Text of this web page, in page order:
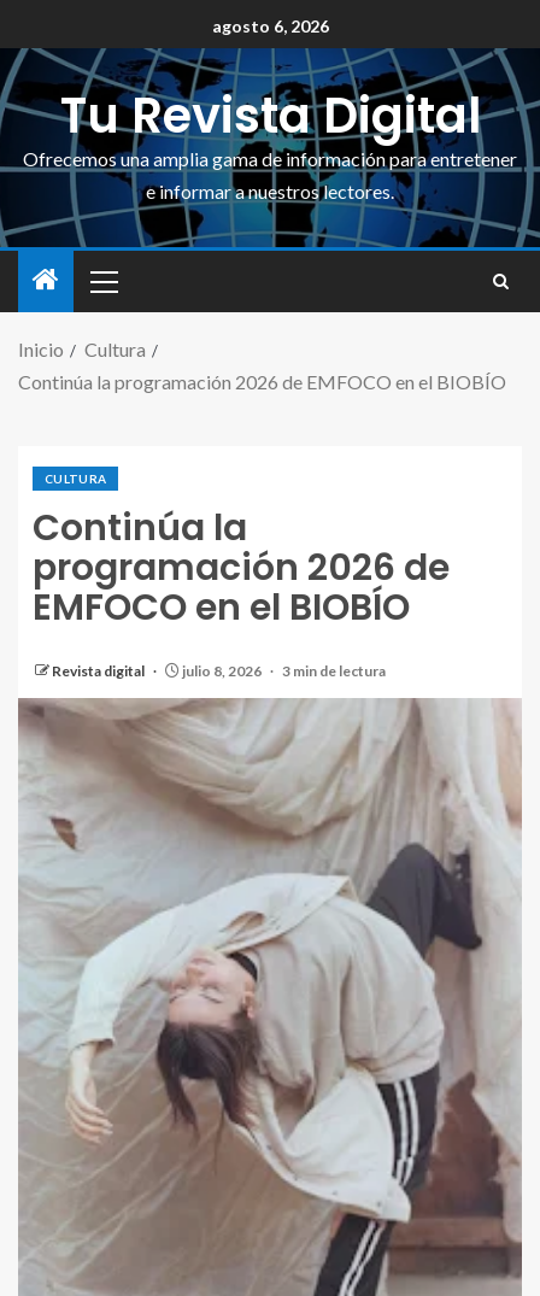
agosto 6, 2026
Tu Revista Digital
Ofrecemos una amplia gama de información para entretener
e informar a nuestros lectores.
Inicio
Cultura
Continúa la programación 2026 de EMFOCO en el BIOBÍO
CULTURA
Continúa la
programación 2026 de
EMFOCO en el BIOBÍO
Revista digital julio 8, 2026 3 min de lectura